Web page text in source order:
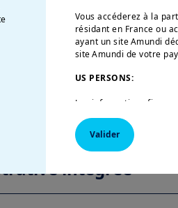
sociale
financière
intégrée
Vous accéderez à la
résidant en France ou
ayant un site Amundi
site Amundi de votre
US PERSONS:
Les informations
Etats-Unis d’Amérique
«Regulation S» de la
de 1933, qui vise
et toute entité ou
vous êtes invité à vous
Valider